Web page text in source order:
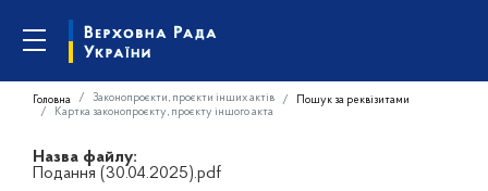
Головна Законопроєкти, проєкти інших актів
Пошук за реквізитами
Картка законопроєкту, проєкту іншого акта
Назва файлу:
Подання (30.04.2025).pdf